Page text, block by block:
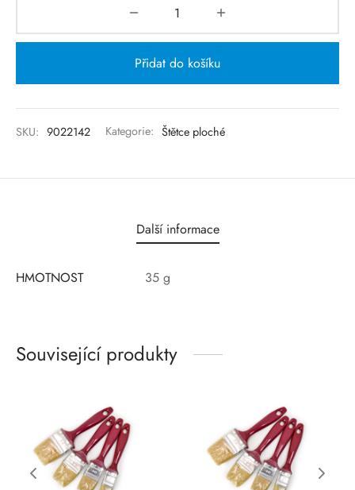
Přidat do košíku
SKU: 9022142 Kategorie: Štětce ploché
Další informace
HMOTNOST 35 g
Související produkty